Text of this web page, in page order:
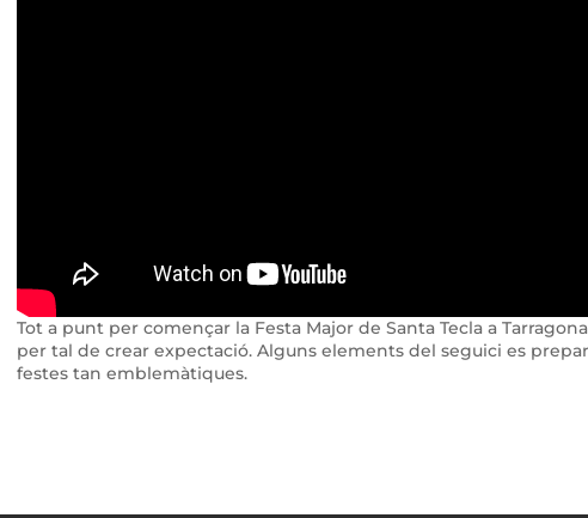
Tot a punt per començar la Festa Major de Santa Tecla a
per tal de crear expectació. Alguns elements del seguici es
festes tan emblemàtiques.